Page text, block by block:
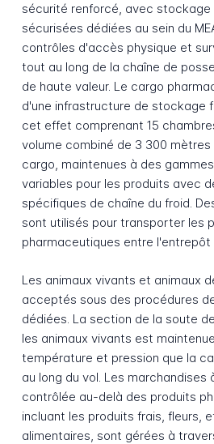
sécurité renforcé, avec stockage
sécurisées dédiées au sein du
contrôles d'accès physique et
tout au long de la chaîne de
de haute valeur. Le cargo
d'une infrastructure de stockage
cet effet comprenant 15
volume combiné de 3 300
cargo, maintenues à des
variables pour les produits avec
spécifiques de chaîne du froid.
sont utilisés pour transporter les
pharmaceutiques entre
Les animaux vivants et animaux
acceptés sous des procédures
dédiées. La section de la soute
les animaux vivants est
température et pression que la
au long du vol. Les marchandises
contrôlée au-delà des produits
incluant les produits frais, fleurs,
alimentaires, sont gérées à